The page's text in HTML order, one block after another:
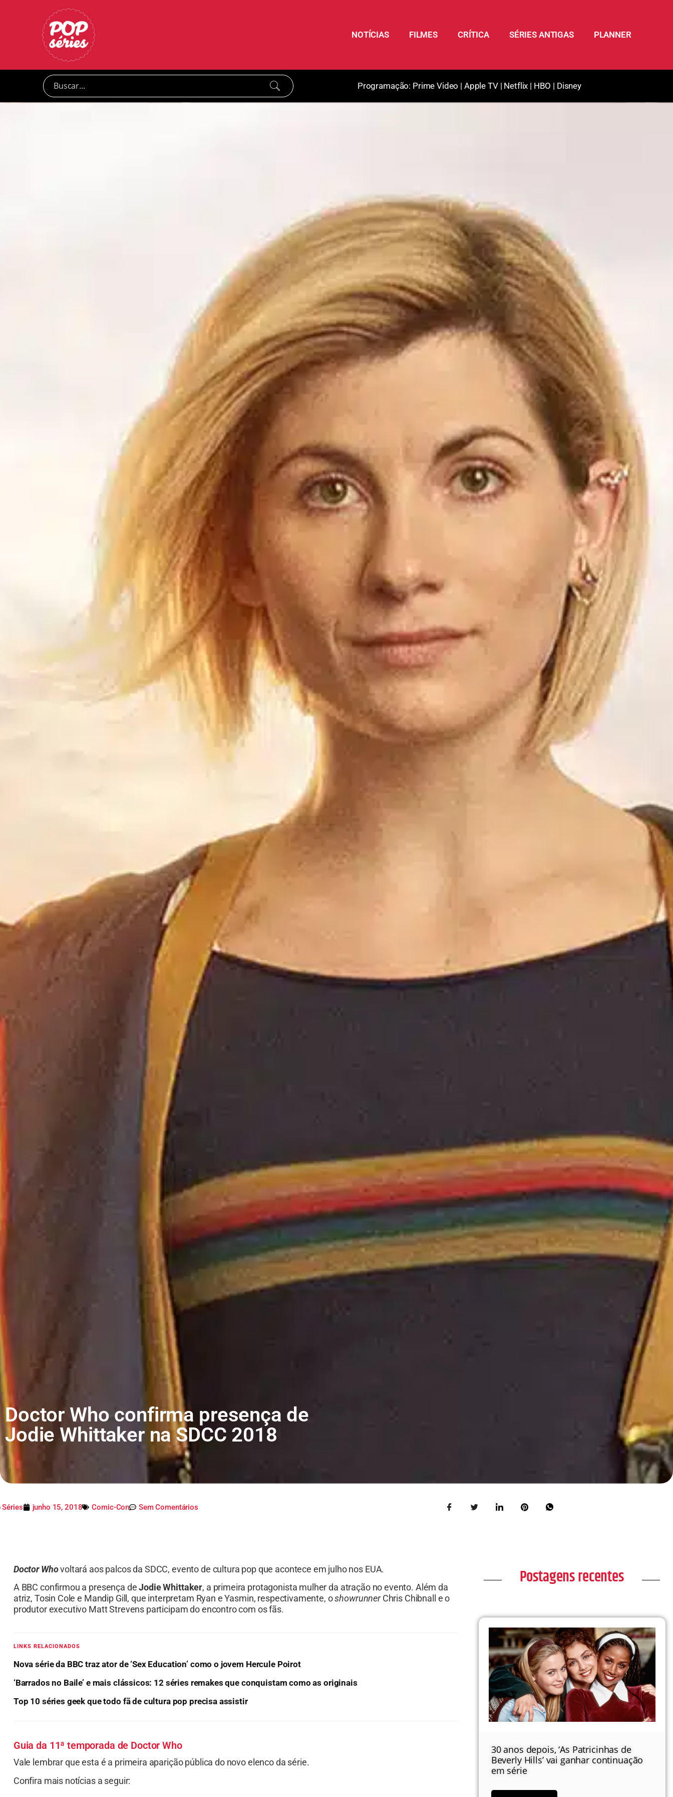
NOTÍCIAS FILMES CRÍTICA SÉRIES ANTIGAS PLANNER
Programação: Prime Video | Apple TV| Netflix | HBO | Disney
Doctor Who confirma presença de
Jodie Whittaker na SDCC 2018
Séries junho 15, 2018 Comic-Con Sem Comentários
Doctor Whovoltará aos palcos da SDCC, evento de cultura pop que acontece em julho nos EUA.
A BBC confirmou a presença deJodie Whittaker, a primeira protagonista mulher da atração no evento. Além da
atriz, Tosin Cole e Mandip Gill, que interpretam Ryan e Yasmin, respectivamente, oshowrunnerChris Chibnall e o
produtor executivo Matt Strevens participam do encontro com os fãs.
LINKS RELACIONADOS
Nova série da BBC traz ator de ‘Sex Education’ como o jovem Hercule Poirot
‘Barrados no Baile’ e mais clássicos: 12 séries remakes que conquistam como as originais
Top 10 séries geek que todo fã de cultura pop precisa assistir
Guia da 11ª temporada de Doctor Who
Vale lembrar que esta é a primeira aparição pública do novo elenco da série.
Confira mais notícias a seguir:
Postagens recentes
30 anos depois, ‘As Patricinhas de
Beverly Hills’ vai ganhar continuação
em série